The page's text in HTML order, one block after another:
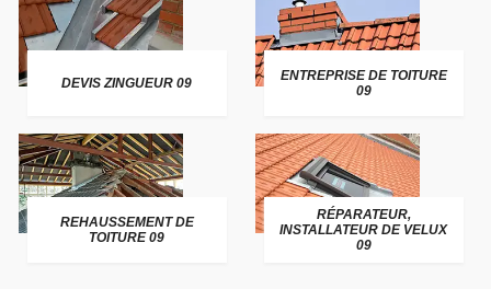
DEVIS ZINGUEUR 09
ENTREPRISE DE TOITURE
09
REHAUSSEMENT DE
TOITURE 09
RÉPARATEUR,
INSTALLATEUR DE VELUX
09